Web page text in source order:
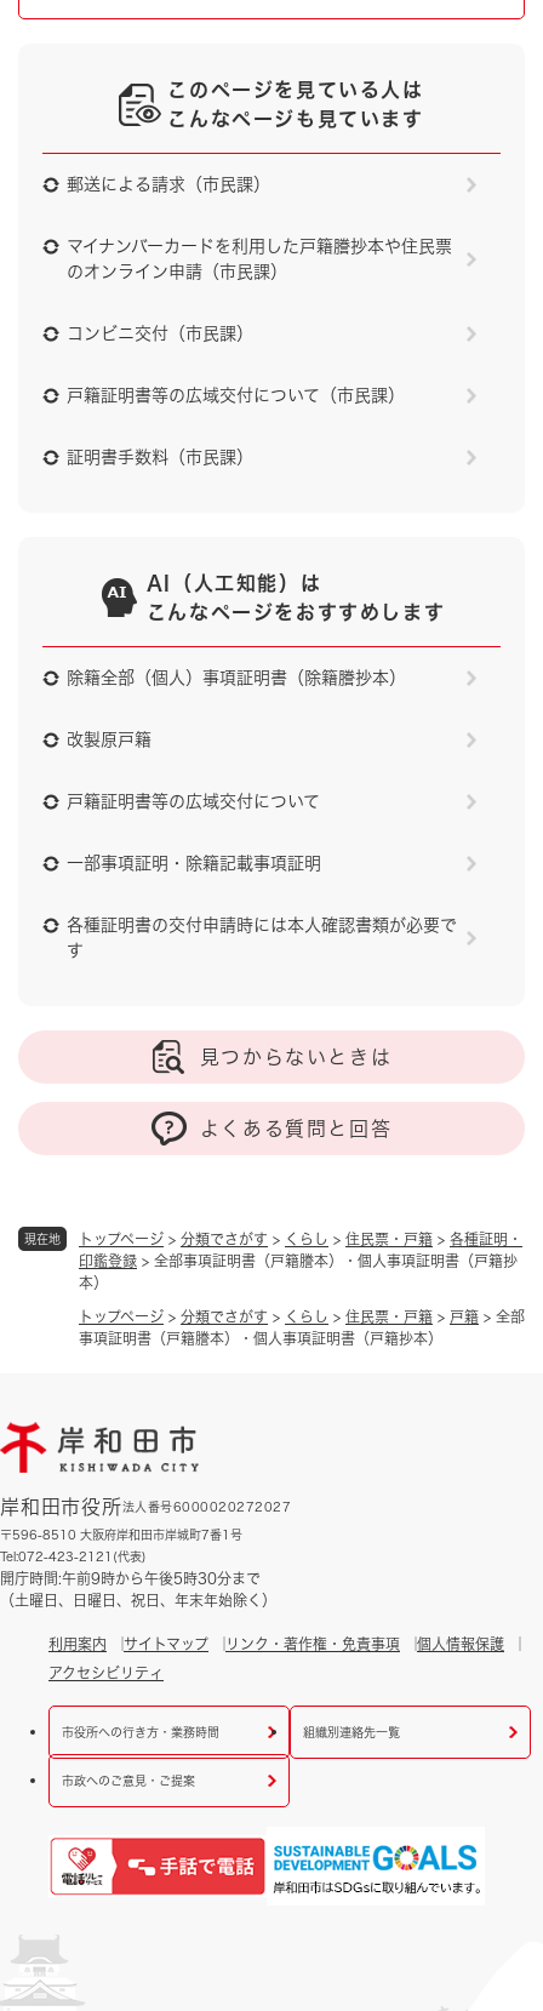
現在地 トップページ > 分類でさがす > くらし > 住民票・戸籍 > 各種証明・
印鑑登録 > 全部事項証明書（戸籍謄本）・個人事項証明書（戸籍抄
本）
トップページ > 分類でさがす > くらし > 住民票・戸籍 > 戸籍 > 全部
事項証明書（戸籍謄本）・個人事項証明書（戸籍抄本）
このページを見ている人は
こんなページも見ています
郵送による請求（市民課）
マイナンバーカードを利用した戸籍謄抄本や住民票
のオンライン申請（市民課）
コンビニ交付（市民課）
戸籍証明書等の広域交付について（市民課）
証明書手数料（市民課）
AI（人工知能）は
こんなページをおすすめします
除籍全部（個人）事項証明書（除籍謄抄本）
改製原戸籍
戸籍証明書等の広域交付について
一部事項証明・除籍記載事項証明
各種証明書の交付申請時には本人確認書類が必要で
す
見つからないときは
よくある質問と回答
岸和田市役所法人番号6000020272027
〒596-8510 大阪府岸和田市岸城町7番1号
Tel:072-423-2121(代表)
開庁時間:午前9時から午後5時30分まで
（土曜日、日曜日、祝日、年末年始除く）
利用案内 サイトマップ リンク・著作権・免責事項
個人情報保護
アクセシビリティ
市役所への行き方・業務時間 組織別連絡先一覧
市政へのご意見・ご提案